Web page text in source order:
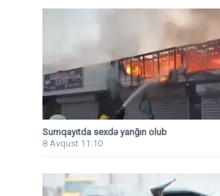
Sumqayıtda sexdə yanğın olub
8 Avqust 11:10